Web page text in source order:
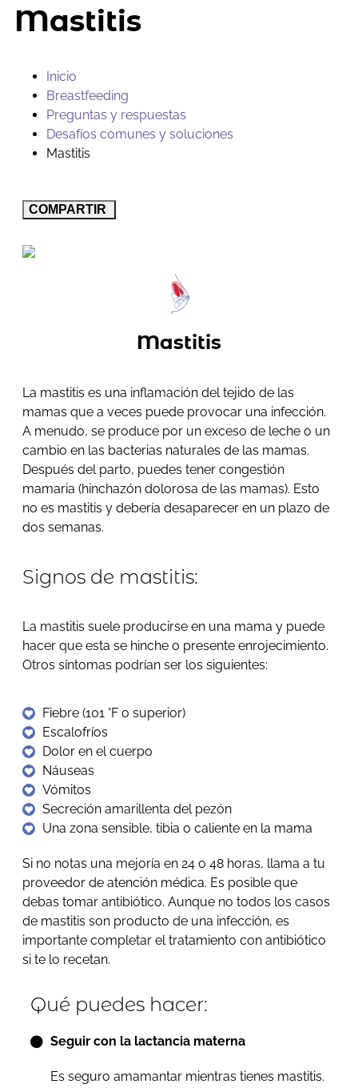
Mastitis
Inicio
Breastfeeding
Preguntas y respuestas
Desafíos comunes y soluciones
Mastitis
COMPARTIR
Mastitis
La mastitis es una inflamación del tejido de las
mamas que a veces puede provocar una infección.
A menudo, se produce por un exceso de leche o un
cambio en las bacterias naturales de las mamas.
Después del parto, puedes tener congestión
mamaria (hinchazón dolorosa de las mamas). Esto
no es mastitis y debería desaparecer en un plazo de
dos semanas.
Signos de mastitis:
La mastitis suele producirse en una mama y puede
hacer que esta se hinche o presente enrojecimiento.
Otros síntomas podrían ser los siguientes:
Fiebre (101 °F o superior)
Escalofríos
Dolor en el cuerpo
Náuseas
Vómitos
Secreción amarillenta del pezón
Una zona sensible, tibia o caliente en la mama
Si no notas una mejoría en 24 o 48 horas, llama a tu
proveedor de atención médica. Es posible que
debas tomar antibiótico. Aunque no todos los casos
de mastitis son producto de una infección, es
importante completar el tratamiento con antibiótico
si te lo recetan.
Qué puedes hacer:
Seguir con la lactancia materna
Es seguro amamantar mientras tienes mastitis.